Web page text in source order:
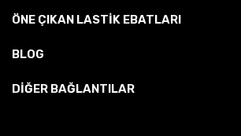
ÖNE ÇIKAN LASTIK EBATLARI
BLOG
DİĞER BAĞLANTILAR